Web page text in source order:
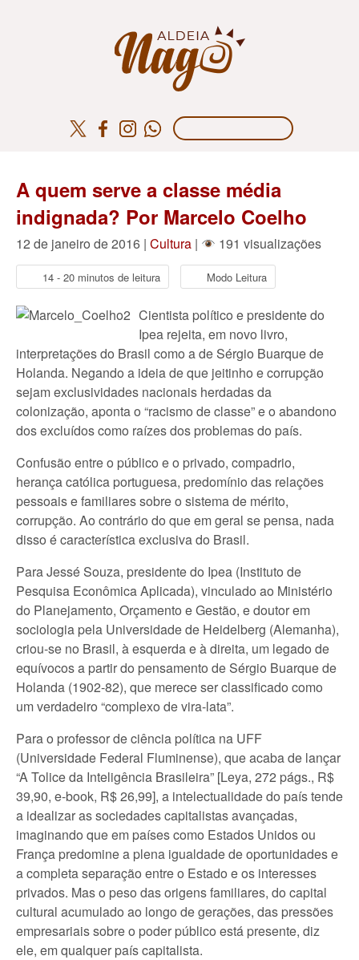
A quem serve a classe média
indignada? Por Marcelo Coelho
12 de janeiro de 2016 | Cultura | 191 visualizações
14 - 20 minutos de leitura Modo Leitura
Cientista político e presidente do
Ipea rejeita, em novo livro,
interpretações do Brasil como a de Sérgio Buarque de
Holanda. Negando a ideia de que jeitinho e corrupção
sejam exclusividades nacionais herdadas da
colonização, aponta o “racismo de classe” e o abandono
dos excluídos como raízes dos problemas do país.
Confusão entre o público e o privado, compadrio,
herança católica portuguesa, predomínio das relações
pessoais e familiares sobre o sistema de mérito,
corrupção. Ao contrário do que em geral se pensa, nada
disso é característica exclusiva do Brasil.
Para Jessé Souza, presidente do Ipea (Instituto de
Pesquisa Econômica Aplicada), vinculado ao Ministério
do Planejamento, Orçamento e Gestão, e doutor em
sociologia pela Universidade de Heidelberg (Alemanha),
criou-se no Brasil, à esquerda e à direita, um legado de
equívocos a partir do pensamento de Sérgio Buarque de
Holanda (1902-82), que merece ser classificado como
um verdadeiro “complexo de vira-lata”.
Para o professor de ciência política na UFF
(Universidade Federal Fluminense), que acaba de lançar
“A Tolice da Inteligência Brasileira” [Leya, 272 págs., R$
39,90, e-book, R$ 26,99], a intelectualidade do país tende
a idealizar as sociedades capitalistas avançadas,
imaginando que em países como Estados Unidos ou
França predomine a plena igualdade de oportunidades e
a completa separação entre o Estado e os interesses
privados. Mas o peso das origens familiares, do capital
cultural acumulado ao longo de gerações, das pressões
empresariais sobre o poder público está presente, diz
ele, em qualquer país capitalista.